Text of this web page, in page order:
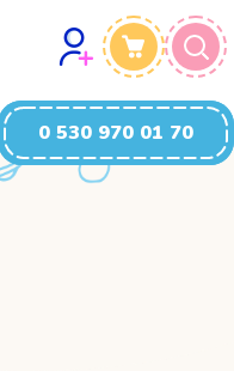
0 530 970 01 70